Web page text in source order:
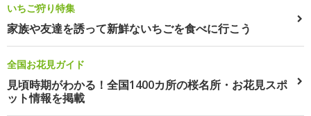
いちご狩り特集
家族や友達を誘って新鮮ないちごを食べに行こう
全国お花見ガイド
見頃時期がわかる！全国1400カ所の桜名所・お花見スポ
ット情報を掲載